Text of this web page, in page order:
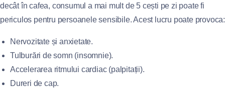
decât în cafea, consumul a mai mult de 5 cești pe zi poate fi
periculos pentru persoanele sensibile. Acest lucru poate provoca:
Nervozitate și anxietate.
Tulburări de somn (insomnie).
Accelerarea ritmului cardiac (palpitații).
Dureri de cap.